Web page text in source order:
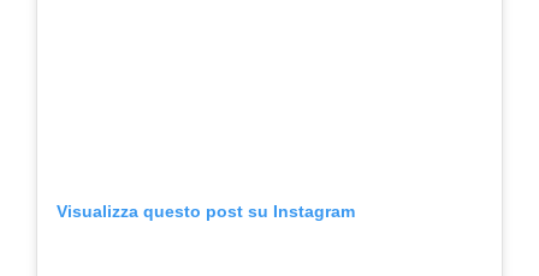
Visualizza questo post su Instagram